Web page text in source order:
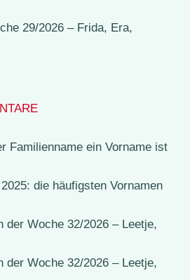
29/2026 – Frida, Era,
Familienname ein Vorname ist
die häufigsten Vornamen
der Woche 32/2026 – Leetje,
der Woche 32/2026 – Leetje,